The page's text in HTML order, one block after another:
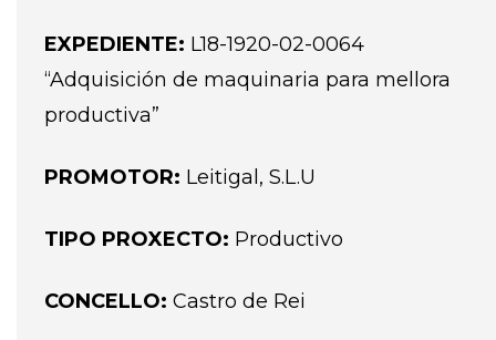
EXPEDIENTE: L18-1920-02-0064
“Adquisición de maquinaria para mellora
productiva”
PROMOTOR: Leitigal, S.L.U
TIPO PROXECTO: Productivo
CONCELLO: Castro de Rei